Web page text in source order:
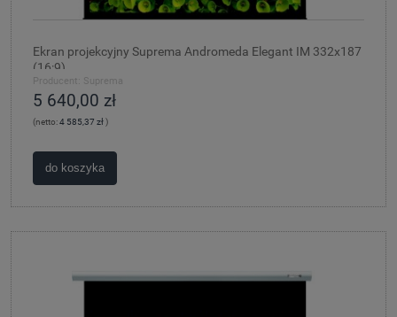
Ekran projekcyjny Suprema Andromeda Elegant IM 332x187
(16:9)
Producent: Suprema
5 640,00 zł
(netto:4 585,37 zł)
do koszyka